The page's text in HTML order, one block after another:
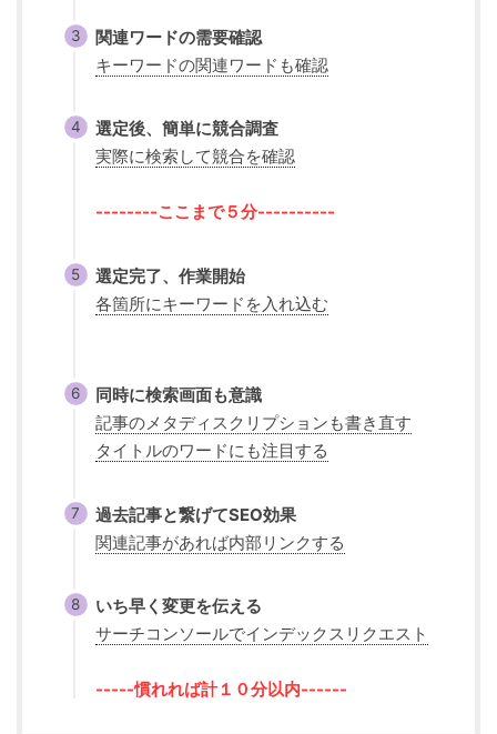
関連ワードの需要確認
キーワードの関連ワードも確認
選定後、簡単に競合調査
実際に検索して競合を確認
--------ここまで５分----------
選定完了、作業開始
各箇所にキーワードを入れ込む
同時に検索画面も意識
記事のメタディスクリプションも書き直す
タイトルのワードにも注目する
過去記事と繋げてSEO効果
関連記事があれば内部リンクする
いち早く変更を伝える
サーチコンソールでインデックスリクエスト
-----慣れれば計１０分以内------